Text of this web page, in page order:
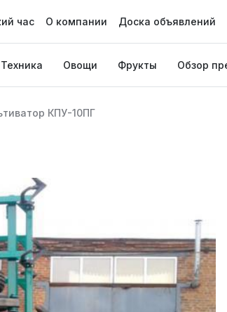
час О компании Доска объявлений
Техника Овощи Фрукты Обзор
КПУ-10ПГ